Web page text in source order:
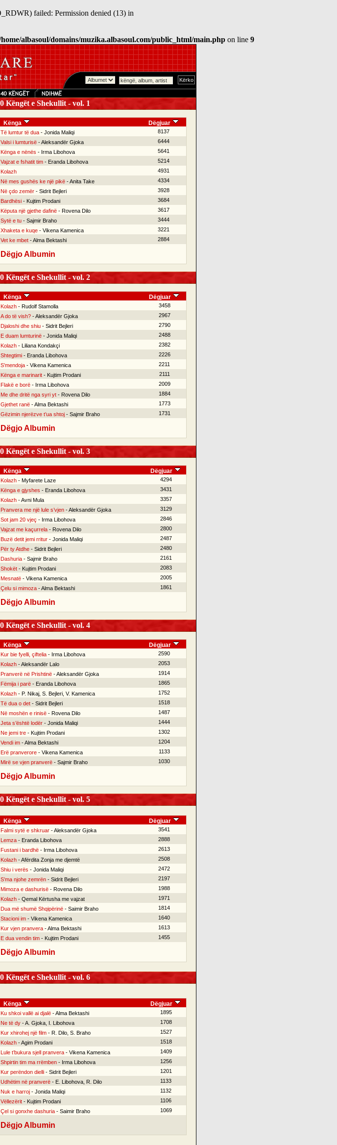
failed: Permission denied (13) in
albasoul/domains/muzika.albasoul.com/public_html/main.php on line 9
Këngët e Shekullit - vol. 1
Dëgjuar
Të lumtur të dua- Jonida Maliqi
8137
Valsi i lumturisë- Aleksandër Gjoka
6444
Kënga e nënës - Irma Libohova
5641
Vajzat e fshatit tim- Eranda Libohova
5214
Kolazh
4931
Në mes gushës ke një pikë- Anita Take
4334
Në çdo zemër- Sidrit Bejleri
3928
Bardhësi- Kujtim Prodani
3684
Këputa një gjethe dafinë- Rovena Dilo
3617
Sytë e tu- Sajmir Braho
3444
Xhaketa e kuqe- Vikena Kamenica
3221
Vet ke mbet- Alma Bektashi 2884
Dëgjo Albumin
Këngët e Shekullit - vol. 2
Dëgjuar
Kolazh- Rudolf Stamolla
3458
A do të vish?- Aleksandër Gjoka
2967
Djaloshi dhe shiu- Sidrit Bejleri
2790
E duam lumturinë- Jonida Maliqi
2488
Kolazh- Liliana Kondakçi
2382
Shtegtimi- Eranda Libohova
2226
S’mendoja- Vikena Kamenica
2211
Kënga e marinarit- Kujtim Prodani
2111
Flakë e borë- Irma Libohova
2009
Me dhe dritë nga syri yt- Rovena Dilo
1884
Gjethet ranë- Alma Bektashi
1773
Gëzimin njerëzve t’ua shtoj- Sajmir Braho 1731
Dëgjo Albumin
Këngët e Shekullit - vol. 3
Dëgjuar
Kolazh- Myfarete Laze
4294
Kënga e gjyshes - Eranda Libohova
3431
Kolazh- Avni Mula
3357
Pranvera me një lule s’vjen- Aleksandër Gjoka
3129
Sot jam 20 vjeç - Irma Libohova
2846
Vajzat me kaçurrela- Rovena Dilo
2800
Buzë detit jemi rritur- Jonida Maliqi
2487
Për ty Atdhe- Sidrit Bejleri
2480
Dashuria- Sajmir Braho
2161
Shokët- Kujtim Prodani
2083
Mesnatë- Vikena Kamenica
2005
Çelu si mimoza- Alma Bektashi 1861
Dëgjo Albumin
Këngët e Shekullit - vol. 4
Dëgjuar
Kur bie fyelli, çiftelia- Irma Libohova
2590
Kolazh- Aleksandër Lalo
2053
Pranverë në Prishtinë- Aleksandër Gjoka
1914
Fëmija i parë- Eranda Libohova
1865
Kolazh- P. Nikaj, S. Bejleri, V. Kamenica
1752
Të dua o det- Sidrit Bejleri
1518
Në moshën e rinisë- Rovena Dilo
1487
Jeta s’është lodër- Jonida Maliqi
1444
Ne jemi tre- Kujtim Prodani
1302
Vendi im- Alma Bektashi
1204
Erë pranverore- Vikena Kamenica
1133
Mirë se vjen pranverë- Sajmir Braho 1030
Dëgjo Albumin
Këngët e Shekullit - vol. 5
Dëgjuar
Falmi sytë e shkruar- Aleksandër Gjoka
3541
Lemza- Eranda Libohova
2888
Fustani i bardhë- Irma Libohova
2613
Kolazh- Afërdita Zonja me djemtë
2508
Shiu i verës - Jonida Maliqi
2472
S’ma njohe zemrën- Sidrit Bejleri
2197
Mimoza e dashurisë- Rovena Dilo
1988
Kolazh- Qemal Kërtusha me vajzat
1971
Dua më shumë Shqipërinë- Saimir Braho
1814
Stacioni im- Vikena Kamenica
1640
Kur vjen pranvera- Alma Bektashi
1613
E dua vendin tim- Kujtim Prodani 1455
Dëgjo Albumin
Këngët e Shekullit - vol. 6
Dëgjuar
Ku shkoi vallë ai djalë- Alma Bektashi
1895
Ne të dy- A. Gjoka, I. Libohova
1708
Kur xhirohej një film- R. Dilo, S. Braho
1527
Kolazh- Agim Prodani
1518
Lule t’bukura sjell pranvera- Vikena Kamenica
1409
Shpirtin tim ma rrëmben- Irma Libohova
1256
Kur perëndon dielli- Sidrit Bejleri
1201
Udhëtim në pranverë- E. Libohova, R. Dilo
1133
Nuk e harroj- Jonida Maliqi
1132
Vëllezërit- Kujtim Prodani
1106
Çel si gonxhe dashuria- Saimir Braho 1069
Dëgjo Albumin